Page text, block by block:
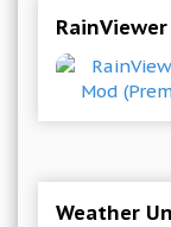
Weather